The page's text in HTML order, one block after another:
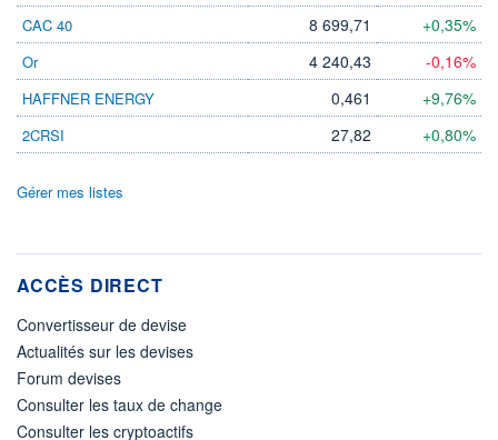
CAC 40 8 699,71 +0,35%
Or 4 240,43 -0,16%
HAFFNER ENERGY 0,461 +9,76%
2CRSI 27,82 +0,80%
Gérer mes listes
ACCÈS DIRECT
Convertisseur de devise
Actualités sur les devises
Forum devises
Consulter les taux de change
Consulter les cryptoactifs